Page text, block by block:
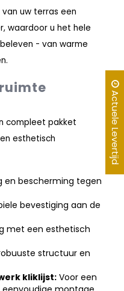
van uw terras een
waardoor u het hele
- van warme
compleet pakket
esthetisch
bescherming tegen
bevestiging aan de
met een esthetisch
structuur en
kliklijst:Voor een
Actuele Levertijd